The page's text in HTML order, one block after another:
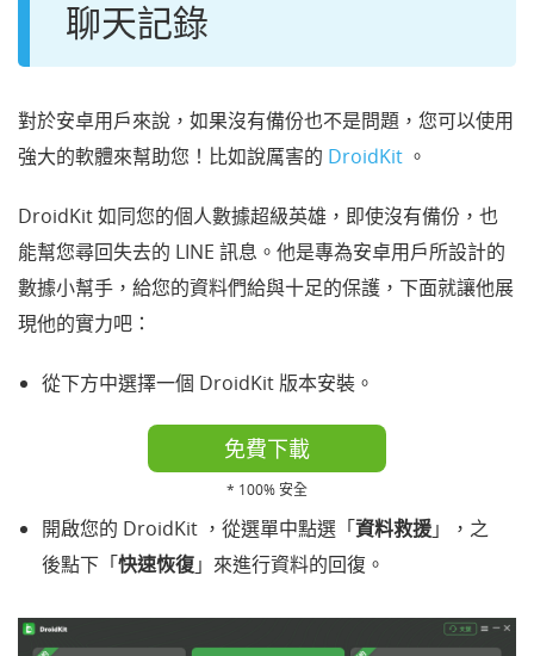
聊天記錄
對於安卓用戶來說，如果沒有備份也不是問題，您可以使用
強大的軟體來幫助您！比如說厲害的 DroidKit 。
DroidKit 如同您的個人數據超級英雄，即使沒有備份，也
能幫您尋回失去的 LINE 訊息。他是專為安卓用戶所設計的
數據小幫手，給您的資料們給與十足的保護，下面就讓他展
現他的實力吧：
從下方中選擇一個 DroidKit 版本安裝。
免費下載
* 100% 安全
開啟您的 DroidKit ，從選單中點選「資料救援」，之
後點下「快速恢復」來進行資料的回復。